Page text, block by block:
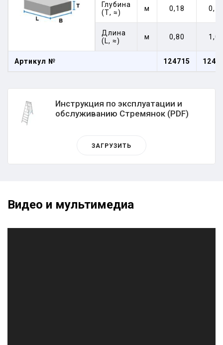
Артикул № 124715
Глубина
(Т, ≈)
м 0,18
Длина
(L, ≈)
м 0,80
Инструкция по эксплуатации и
обслуживанию Стремянок (PDF)
ЗАГРУЗИТЬ
Видео и мультимедиа